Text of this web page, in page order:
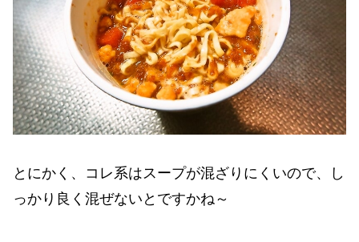
とにかく、コレ系はスープが混ざりにくいので、し
っかり良く混ぜないとですかね～